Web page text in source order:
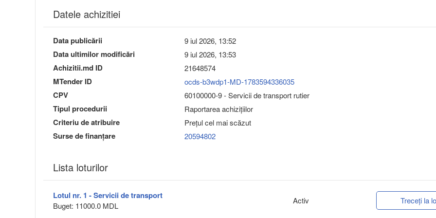
Datele achizitiei
Data publicării 9 iul 2026, 13:52
Data ultimilor modificări 9 iul 2026, 13:53
Achizitii.md ID 21648574
MTender ID ocds-b3wdp1-MD-1783594336035
CPV 60100000-9 - Servicii de transport rutier
Tipul procedurii Raportarea achizițiilor
Criteriu de atribuire Preţul cel mai scăzut
Surse de finanțare 20594802
Lista loturilor
Lotul nr. 1 - Servicii de transport
Buget: 11000.0 MDL
Activ Treceți la